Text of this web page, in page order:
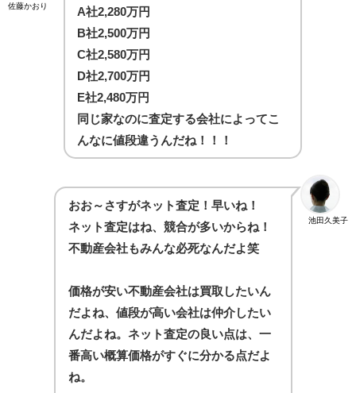
佐藤かおり
A社2,280万円
B社2,500万円
C社2,580万円
D社2,700万円
E社2,480万円
同じ家なのに査定する会社によってこ
んなに値段違うんだね！！！
池田久美子
おお～さすがネット査定！早いね！
ネット査定はね、競合が多いからね！
不動産会社もみんな必死なんだよ笑
価格が安い不動産会社は買取したいん
だよね、値段が高い会社は仲介したい
んだよね。ネット査定の良い点は、一
番高い概算価格がすぐに分かる点だよ
ね。